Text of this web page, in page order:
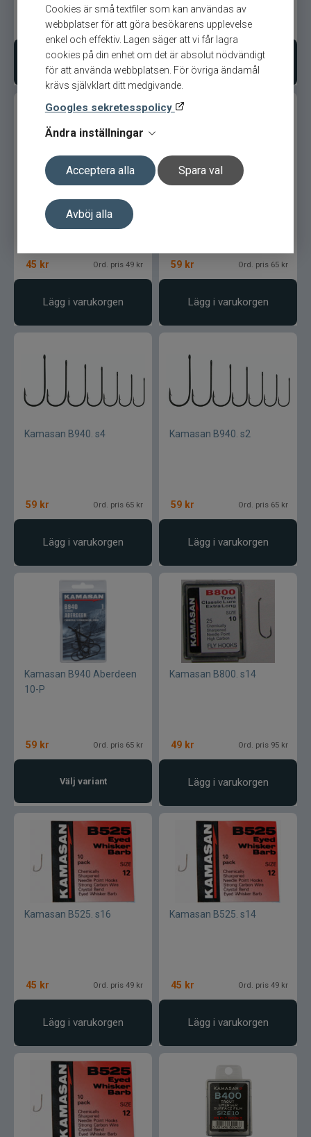
Cookies är små textfiler som kan användas av
webbplatser för att göra besökarens upplevelse
enkel och effektiv. Lagen säger att vi får lagra
cookies på din enhet om det är absolut nödvändigt
för att använda webbplatsen. För övriga ändamål
krävs självklart ditt medgivande.
Googles sekretesspolicy
Ändra inställningar
Acceptera alla Spara val
Avböj alla
Partridge
Patriot
Pezon & Michel
Pinewood
Pikewallis
Powerbait
Rio
Ron Thompson
Scotty
SemperFli
Shimano
Simms
Sölvekroken
Spiderwire
Splash
Sportsystem
kr Ord. pris 49 kr
Lägg i varukorgen
45 kr Ord. pris 49 kr
Lägg i varukorgen
45 kr Ord. pris 49 kr
Lägg i varukorgen
59 kr Ord. pris 65 kr
Lägg i varukorgen
Kamasan B940. s4
59 kr Ord. pris 65 kr
Lägg i varukorgen
Kamasan B940. s2
59 kr Ord. pris 65 kr
Lägg i varukorgen
Kamasan B940 Aberdeen
10-P
59 kr Ord. pris 65 kr
Välj variant
Kamasan B800. s14
49 kr Ord. pris 95 kr
Lägg i varukorgen
Kamasan B525. s16
45 kr Ord. pris 49 kr
Lägg i varukorgen
Kamasan B525. s14
45 kr Ord. pris 49 kr
Lägg i varukorgen